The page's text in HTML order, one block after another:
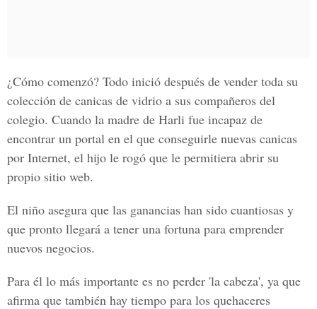
¿Cómo comenzó? Todo inició después de vender toda su
colección de canicas de vidrio a sus compañeros del
colegio. Cuando la madre de Harli fue incapaz de
encontrar un portal en el que conseguirle nuevas canicas
por Internet, el hijo le rogó que le permitiera abrir su
propio sitio web.
El niño asegura que las ganancias han sido cuantiosas y
que pronto llegará a tener una fortuna para emprender
nuevos negocios.
Para él lo más importante es no perder 'la cabeza', ya que
afirma que también hay tiempo para los quehaceres